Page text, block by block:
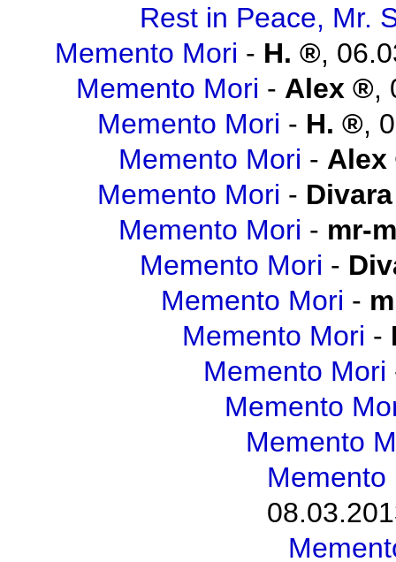
Rest in Peace, Mr.
Memento Mori - H. ,
Memento Mori - Alex ,
Memento Mori - H. ,
Memento Mori - Alex
Memento Mori - Divara
Memento Mori - mr-
Memento Mori -
Memento Mori -
Memento Mori -
Memento Mori
Memento
Memento
Memento